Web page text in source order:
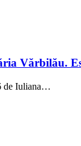
Vărbilău.
de Iuliana…